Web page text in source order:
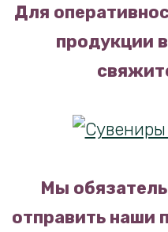
Для
продукции
Мы
отправить наши